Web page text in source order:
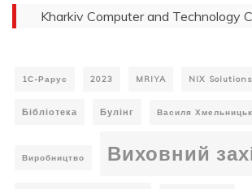
Kharkiv Computer and Technology
1С-Рарус 2023 MRIYA NIX Solutions
Бібліотека Булінг Василя
Виробництво Виховний